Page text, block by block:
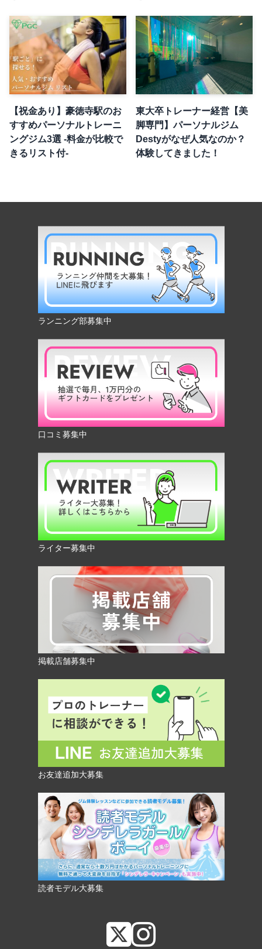
【祝金あり】豪徳寺駅のお
すすめパーソナルトレーニ
ングジム3選 -料金が比較で
きるリスト付-
東大卒トレーナー経営【美
脚専門】パーソナルジム
Destyがなぜ人気なのか？
体験してきました！
ランニング部募集中
口コミ募集中
ライター募集中
掲載店舗募集中
お友達追加大募集
読者モデル大募集